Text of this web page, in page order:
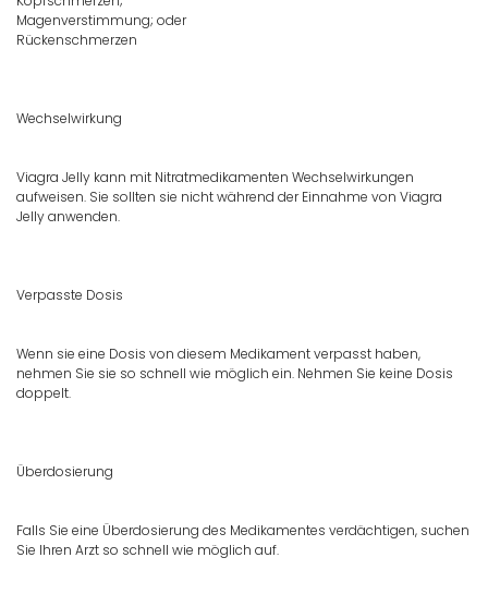
Magenverstimmung; oder
Rückenschmerzen
Wechselwirkung
Viagra Jelly kann mit Nitratmedikamenten Wechselwirkungen
aufweisen. Sie sollten sie nicht während der Einnahme von Viagra
Jelly anwenden.
Verpasste Dosis
Wenn sie eine Dosis von diesem Medikament verpasst haben,
nehmen Sie sie so schnell wie möglich ein. Nehmen Sie keine Dosis
doppelt.
Überdosierung
Falls Sie eine Überdosierung des Medikamentes verdächtigen, suchen
Sie Ihren Arzt so schnell wie möglich auf.